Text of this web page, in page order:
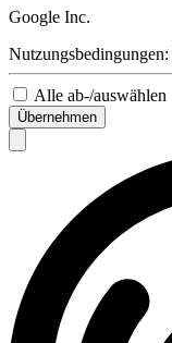
Google Inc.
Nutzungsbedingungen:
Alle ab-/auswählen
Übernehmen